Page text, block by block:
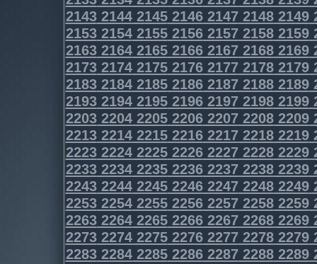
2143214421452146214721482149
2153215421552156215721582159
2163216421652166216721682169
2173217421752176217721782179
2183218421852186218721882189
2193219421952196219721982199
2203220422052206220722082209
2213221422152216221722182219
2223222422252226222722282229
2233223422352236223722382239
2243224422452246224722482249
2253225422552256225722582259
2263226422652266226722682269
2273227422752276227722782279
2283228422852286228722882289